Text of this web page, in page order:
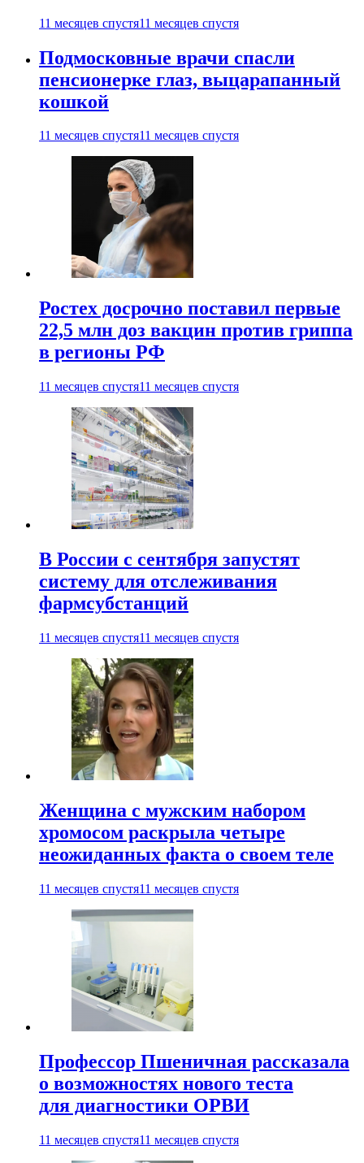
11 месяцев спустя11 месяцев спустя
Подмосковные врачи спасли
пенсионерке глаз, выцарапанный
кошкой
11 месяцев спустя11 месяцев спустя
Ростех досрочно поставил первые
22,5 млн доз вакцин против гриппа
в регионы РФ
11 месяцев спустя11 месяцев спустя
В России с сентября запустят
систему для отслеживания
фармсубстанций
11 месяцев спустя11 месяцев спустя
Женщина с мужским набором
хромосом раскрыла четыре
неожиданных факта о своем теле
11 месяцев спустя11 месяцев спустя
Профессор Пшеничная рассказала
о возможностях нового теста
для диагностики ОРВИ
11 месяцев спустя11 месяцев спустя